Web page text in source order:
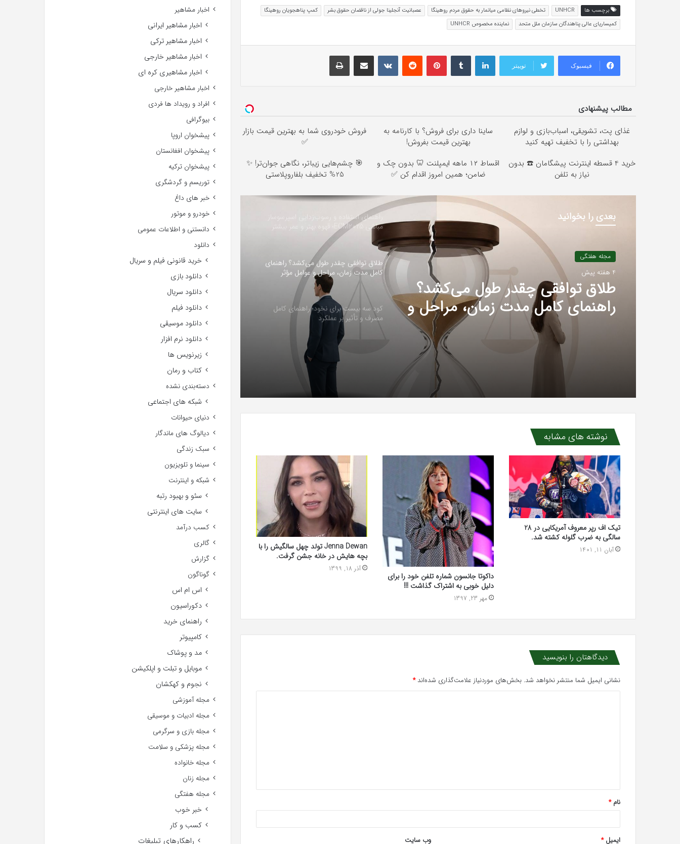
برچسب ها UNHCR تخطی نیروهای نظامی میانمار به حقوق مردم روهینگا عصبانیت آنجلینا جولی از ناقضان حقوق بشر
کمپ پناهجویان روهینگا
کمیساریای عالی پناهندگان سازمان ملل متحد
نماینده مخصوص UNHCR
فیسبوک توییتر
لینکداینتامبلر پینتریستReddit
VKontakteاشتراک گذاری با ایمیل چاپ
مطالب پیشنهادی
غذای پت، تشویقی، اسباب‌بازی و لوازم
بهداشتی را با تخفیف تهیه کنید
ساینا داری برای فروش؟ با کارنامه به
بهترین قیمت بفروش!
فروش خودروی شما به بهترین قیمت بازار
✅
خرید 4 قسطه اینترنت پیشگامان ☎️ بدون
نیاز به تلفن
اقساط ۱۲ ماهه ایمپلنت 🦷 بدون چک و
ضامن؛ همین امروز اقدام کن ✅
🎯 چشم‌هایی زیباتر، نگاهی جوان‌تر! ✨
25% تخفیف بلفاروپلاستی
بعدی را بخوانید
مجله هفتگی
4 هفته پیش
طلاق توافقی چقدر طول می‌کشد؟
راهنمای کامل مدت زمان، مراحل و
عوامل مؤثر
راهنمای استفاده و رسوب‌زدایی اسپرسوساز
مباشی ECM2025؛ قهوه بهتر و عمر بیشتر
طلاق توافقی چقدر طول می‌کشد؟ راهنمای
کامل مدت زمان، مراحل و عوامل مؤثر
کود سه بیست برای نخود؛ راهنمای کامل
مصرف و تأثیر بر عملکرد
نوشته های مشابه
تیک اف رپر معروف آمریکایی در 28
سالگی به ضرب گلوله کشته شد.
آبان 11, 1401
داکوتا جانسون شماره تلفن خود را برای
دلیل خوبی به اشتراک گذاشت !!!
مهر 23, 1397
Jenna Dewan تولد چهل سالگیش را با
بچه هایش در خانه جشن گرفت.
آذر 18, 1399
دیدگاهتان را بنویسید
نشانی ایمیل شما منتشر نخواهد شد. بخش‌های موردنیاز علامت‌گذاری شده‌اند*
*
نام*
ایمیل* وب‌ سایت
اخبار مشاهیر
اخبار مشاهیر ایرانی
اخبار مشاهیر ترکی
اخبار مشاهیر خارجی
اخبار مشاهیری کره ای
اخبار مشاهیر خارجی
افراد و رویداد ها فردی
بیوگرافی
پیشخوان اروپا
پیشخوان افغانستان
پیشخوان ترکیه
توریسم و گردشگری
خبر های داغ
خودرو و موتور
دانستنی و اطلاعات عمومی
دانلود
خرید قانونی فیلم و سریال
دانلود بازی
دانلود سریال
دانلود فیلم
دانلود موسیقی
دانلود نرم افزار
زیرنویس ها
کتاب و رمان
دسته‌بندی نشده
شبکه های اجتماعی
دنیای حیوانات
دیالوگ های ماندگار
سبک زندگی
سینما و تلویزیون
شبکه و اینترنت
سئو و بهبود رتبه
سایت های اینترنتی
کسب درآمد
گالری
گزارش
گوناگون
اس ام اس
دکوراسیون
راهنمای خرید
کامپیوتر
مد و پوشاک
موبایل و تبلت و اپلکیشن
نجوم و کهکشان
مجله آموزشی
مجله ادبیات و موسیقی
مجله بازی و سرگرمی
مجله پزشکی و سلامت
مجله خانواده
مجله زنان
مجله هفتگی
خبر خوب
کسب و کار
راهکارهای تبلیغات